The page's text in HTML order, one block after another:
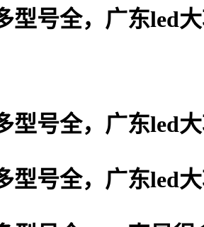
号全，广东led
号全，广东led
号全，广东led